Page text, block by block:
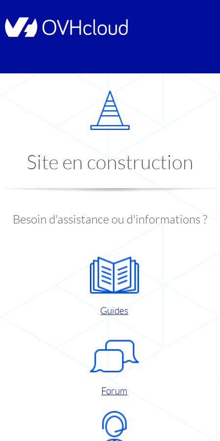
Site en construction
Besoin d'assistance ou d'informations ?
Guides
Forum